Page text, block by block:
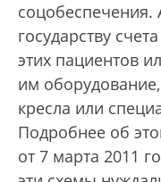
соцобеспечения.
государству
этих пациентов
им
кресла или
Подробнее об
от 7 марта 2011